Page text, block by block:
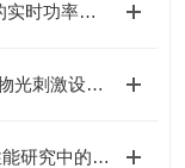
美国NK手持式风速仪在风机叶片巡检中的实时功率预测实践
光遗传学（Optogenetics）持续升温，生物光刺激设备需求快速增长
差示扫描量热法（DSC）在高分子材料性能研究中的应用解析